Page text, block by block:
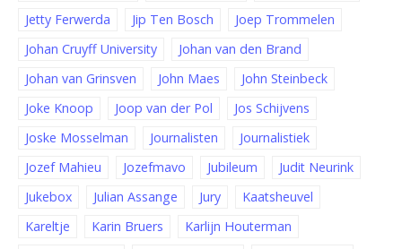
Jetty Ferwerda
Jip Ten Bosch
Joep Trommelen
Johan Cruyff University
Johan van den Brand
Johan van Grinsven
John Maes
John Steinbeck
Joke Knoop
Joop van der Pol
Jos Schijvens
Joske Mosselman
Journalisten
Journalistiek
Jozef Mahieu
Jozefmavo Jubileum
Judit Neurink
Jukebox
Julian Assange Jury
Kaatsheuvel
Kareltje
Karin Bruers
Karlijn Houterman